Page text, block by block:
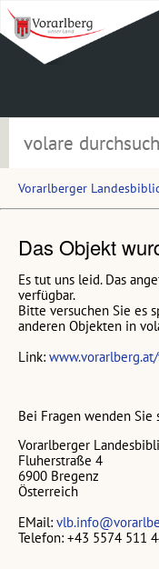
Vorarlberger
Das Objekt
Es tut uns leid. Das
verfügbar.
Bitte versuchen Sie es
anderen Objekten in
Link:
Bei Fragen wenden Sie
Vorarlberger
Fluherstraße 4
6900 Bregenz
Österreich
EMail:
Telefon: +43 5574 511